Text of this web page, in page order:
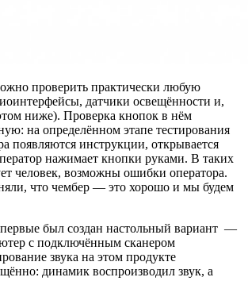
проверить практически любую
датчики освещённости и,
ниже). Проверка кнопок в нём
на определённом этапе тестирования
появляются инструкции, открывается
нажимает кнопки руками. В таких
человек, возможны ошибки оператора.
что чембер — это хорошо и мы будем
был создан настольный вариант —
с подключённым сканером
звука на этом продукте
динамик воспроизводил звук, а